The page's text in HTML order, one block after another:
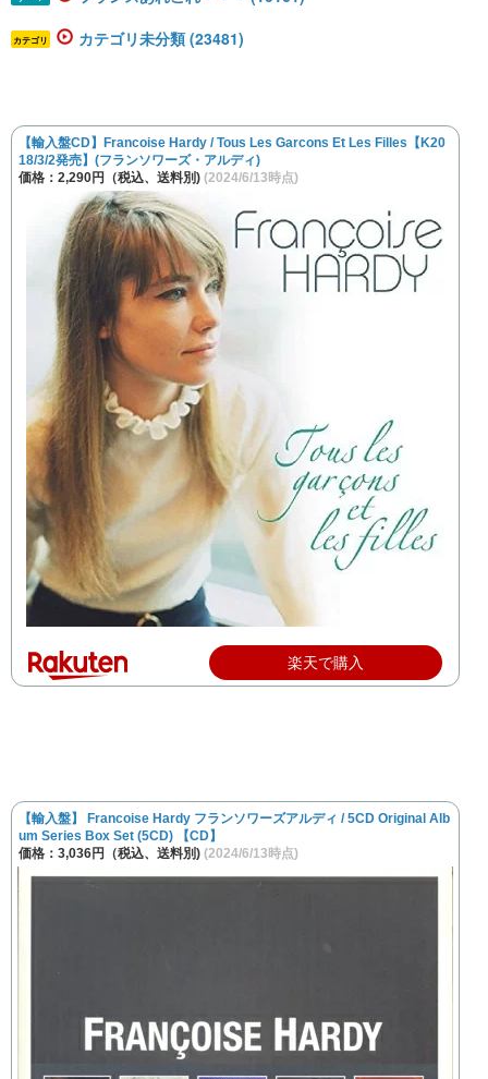
カテゴリ カテゴリ未分類 (23481)
【輸入盤CD】Francoise Hardy / Tous Les Garcons Et Les Filles【K20
18/3/2発売】(フランソワーズ・アルディ)
価格：2,290円（税込、送料別) (2024/6/13時点)
楽天で購入
【輸入盤】 Francoise Hardy フランソワーズアルディ / 5CD Original Alb
um Series Box Set (5CD) 【CD】
価格：3,036円（税込、送料別) (2024/6/13時点)